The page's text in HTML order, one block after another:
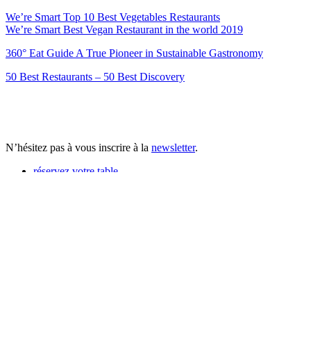
We’re Smart Top 10 Best Vegetables Restaurants
We’re Smart Best Vegan Restaurant in the world 2019
360° Eat Guide A True Pioneer in Sustainable Gastronomy
50 Best Restaurants – 50 Best Discovery
N’hésitez pas à vous inscrire à la newsletter.
réservez votre table